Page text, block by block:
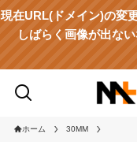
現在URL(ドメイン)の変
しばらく画像が出な
ホーム 30MM